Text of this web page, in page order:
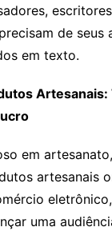
de seus
em texto.
em
artesanais
uma